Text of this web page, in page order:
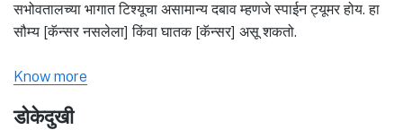
सभोवतालच्या भागात टिश्यूचा असामान्य दबाव म्हणजे स्पाईन ट्यूमर होय. हा
सौम्य [कॅन्सर नसलेला] किंवा घातक [कॅन्सर] असू शकतो.
Know more
डोकेदुखी